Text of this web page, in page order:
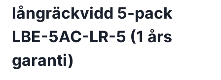
långräckvidd 5-pack
LBE-5AC-LR-5 (1 års
garanti)